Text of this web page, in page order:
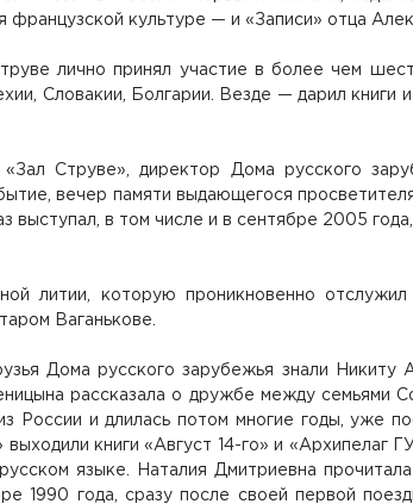
французской культуре — и «Записи» отца
лично принял участие в более чем
Словакии, Болгарии. Везде — дарил книги
Струве», директор Дома русского
вечер памяти выдающегося
выступал, в том числе и в сентябре 2005
литии, которую проникновенно
Ваганькове.
Дома русского зарубежья знали Никиту
рассказала о дружбе между семьями
России и длилась потом многие годы, уже
выходили книги «Август 14-го» и
языке. Наталия Дмитриевна
1990 года, сразу после своей первой